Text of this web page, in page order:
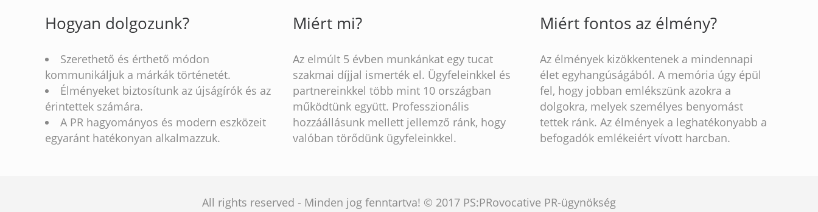
Hogyan dolgozunk?
Szerethető és érthető módon
kommunikáljuk a márkák történetét.
Élményeket biztosítunk az újságírók és az
érintettek számára.
A PR hagyományos és modern eszközeit
egyaránt hatékonyan alkalmazzuk.
Miért mi?
Az elmúlt 5 évben munkánkat egy tucat
szakmai díjjal ismerték el. Ügyfeleinkkel és
partnereinkkel több mint 10 országban
működtünk együtt. Professzionális
hozzáállásunk mellett jellemző ránk, hogy
valóban törődünk ügyfeleinkkel.
Miért fontos az élmény?
Az élmények kizökkentenek a mindennapi
élet egyhangúságából. A memória úgy épül
fel, hogy jobban emlékszünk azokra a
dolgokra, melyek személyes benyomást
tettek ránk. Az élmények a leghatékonyabb a
befogadók emlékeiért vívott harcban.
All rights reserved - Minden jog fenntartva! © 2017 PS:PRovocative PR-ügynökség